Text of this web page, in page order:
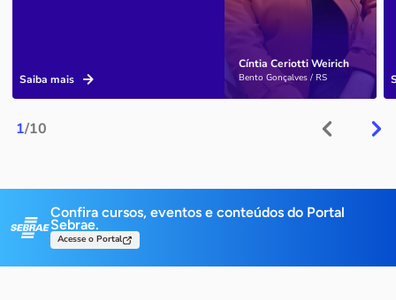
1/10
Cíntia Ceriotti Weirich
Bento Gonçalves / RS
Saiba mais
Confira cursos, eventos e conteúdos do Portal
Sebrae.
Acesse o Portal